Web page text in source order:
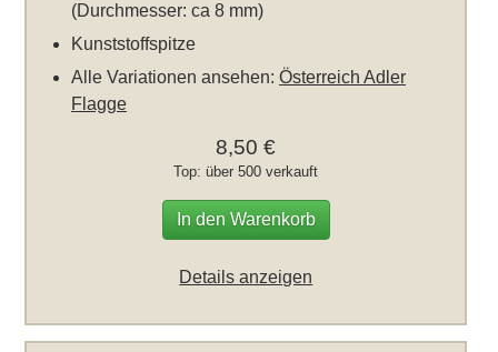
(Durchmesser: ca 8 mm)
Kunststoffspitze
Alle Variationen ansehen:Österreich Adler
Flagge
8,50 €
Top: über 500 verkauft
In den Warenkorb
Details anzeigen